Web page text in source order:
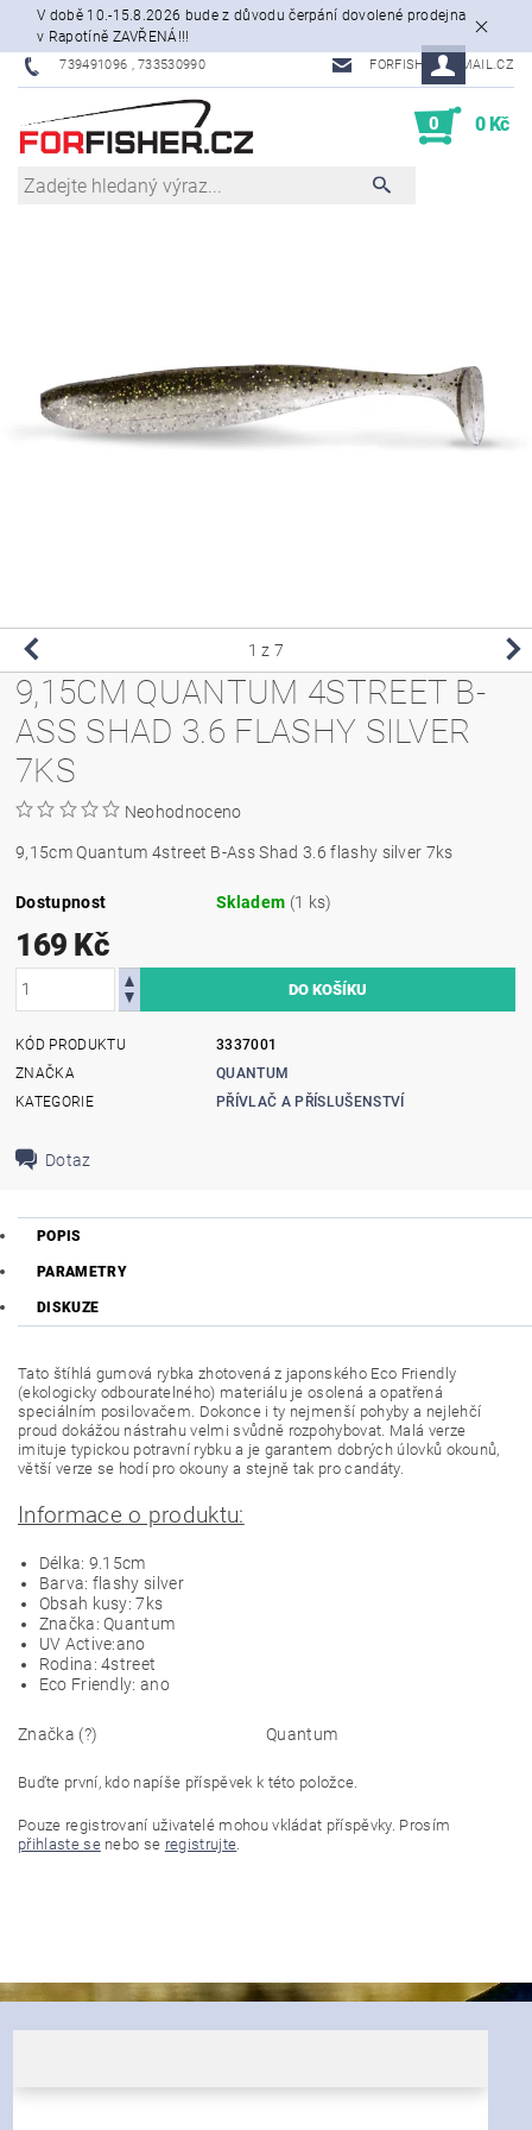
V době 10.-15.8.2026 bude z důvodu čerpání dovolené prodejna
v Rapotíně ZAVŘENÁ!!!
739491096 , 733530990 FORFISHER@EMAIL.CZ
0 0 Kč
1 z 7
9,15CM QUANTUM 4STREET B-
ASS SHAD 3.6 FLASHY SILVER
7KS
Neohodnoceno
9,15cm Quantum 4street B-Ass Shad 3.6 flashy silver 7ks
Dostupnost Skladem (1 ks)
169 Kč
KÓD PRODUKTU
3337001
ZNAČKA
QUANTUM
KATEGORIE
PŘÍVLAČ A PŘÍSLUŠENSTVÍ
Dotaz
POPIS
PARAMETRY
DISKUZE
Tato štíhlá gumová rybka zhotovená z japonského Eco Friendly
(ekologicky odbouratelného) materiálu je osolená a opatřená
speciálním posilovačem. Dokonce i ty nejmenší pohyby a nejlehčí
proud dokážou nástrahu velmi svůdně rozpohybovat. Malá verze
imituje typickou potravní rybku a je garantem dobrých úlovků okounů,
větší verze se hodí pro okouny a stejně tak pro candáty.
Informace o produktu:
Délka: 9.15cm
Barva: flashy silver
Obsah kusy: 7ks
Značka: Quantum
UV Active:ano
Rodina: 4street
Eco Friendly: ano
Značka (?) Quantum
Buďte první, kdo napíše příspěvek k této položce.
Pouze registrovaní uživatelé mohou vkládat příspěvky. Prosím
přihlaste senebo se registrujte.